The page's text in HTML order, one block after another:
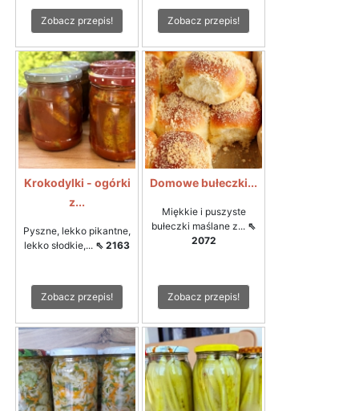
Zobacz przepis! Zobacz przepis!
Krokodylki - ogórki
z...
Pyszne, lekko pikantne,
lekko słodkie,... ⇖ 2163
Zobacz przepis!
Domowe bułeczki...
Miękkie i puszyste
bułeczki maślane z... ⇖
2072
Zobacz przepis!